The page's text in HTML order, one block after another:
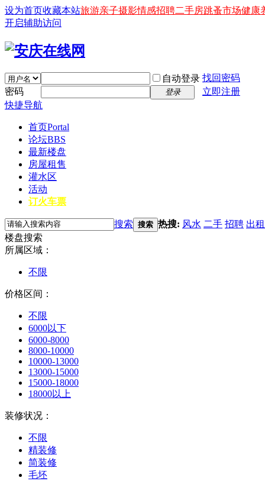
设为首页收藏本站旅游亲子摄影情感招聘二手房跳蚤市场健康
开启辅助访问
自动登录 找回密码
密码
登录
立即注册
快捷导航
首页Portal
论坛BBS
最新楼盘
房屋租售
灌水区
活动
订火车票
搜索 搜索 热搜: 风水 二手 招聘 出租
楼盘搜索
所属区域：
不限
价格区间：
不限
6000以下
6000-8000
8000-10000
10000-13000
13000-15000
15000-18000
18000以上
装修状况：
不限
精装修
简装修
毛坯